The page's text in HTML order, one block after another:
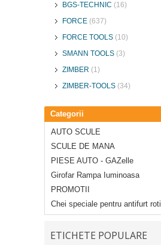
BGS-TECHNIC (16)
FORCE(637)
FORCE TOOLS(10)
SMANN TOOLS(3)
ZIMBER (1)
ZIMBER-TOOLS(34)
Categorii
AUTO SCULE
SCULE DE MANA
PIESE AUTO - GAZelle
Girofar Rampa Iuminoasa
PROMOTII
Chei speciale pentru antifurt roti
ETICHETE POPULARE